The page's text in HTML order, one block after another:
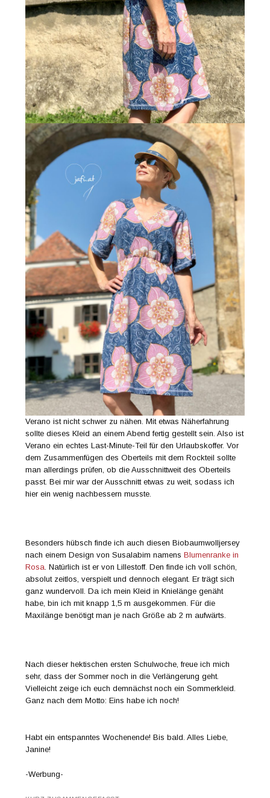
Verano ist nicht schwer zu nähen. Mit etwas Näherfahrung
sollte dieses Kleid an einem Abend fertig gestellt sein. Also ist
Verano ein echtes Last-Minute-Teil für den Urlaubskoffer. Vor
dem Zusammenfügen des Oberteils mit dem Rockteil sollte
man allerdings prüfen, ob die Ausschnittweit des Oberteils
passt. Bei mir war der Ausschnitt etwas zu weit, sodass ich
hier ein wenig nachbessern musste.
Besonders hübsch finde ich auch diesen Biobaumwolljersey
nach einem Design von Susalabim namensBlumenranke in
Rosa. Natürlich ist er von Lillestoff. Den finde ich voll schön,
absolut zeitlos, verspielt und dennoch elegant. Er trägt sich
ganz wundervoll. Da ich mein Kleid in Knielänge genäht
habe, bin ich mit knapp 1,5 m ausgekommen. Für die
Maxilänge benötigt man je nach Größe ab 2 m aufwärts.
Nach dieser hektischen ersten Schulwoche, freue ich mich
sehr, dass der Sommer noch in die Verlängerung geht.
Vielleicht zeige ich euch demnächst noch ein Sommerkleid.
Ganz nach dem Motto: Eins habe ich noch!
Habt ein entspanntes Wochenende! Bis bald. Alles Liebe,
Janine!
-Werbung-